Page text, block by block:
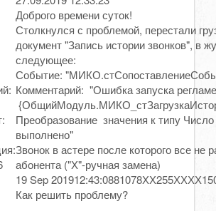
Доброго времени суток!
Столкнулся с проблемой, перестали
документ "Запись истории звонков", в
следующее:
Событие:
Комментарий: "Ошибка запуска
Преобразование значения к типу
выполнено"
Звонок в астере после которого все не
абонента ("Х"-ручная замена)
19 Sep 201912:43:0881078ХХ255ХХХХ
Как решить проблему?